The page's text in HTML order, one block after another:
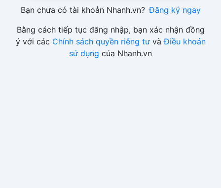
Bạn chưa có tài khoản Nhanh.vn? Đăng ký ngay
Bằng cách tiếp tục đăng nhập, bạn xác nhận đồng
ý với các Chính sách quyền riêng tưvàĐiều khoản
sử dụng của Nhanh.vn